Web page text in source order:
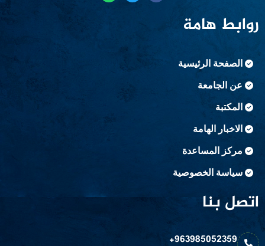
روابط هامة
الصفحة الرئيسية
عن الجامعة
المكتبة
الاخبار الهامة
مركز المساعدة
سياسة الخصوصية
اتصل بنا
963985052359+